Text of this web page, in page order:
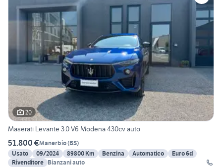
20
Maserati Levante 3.0 V6 Modena 430cv auto
51.800 €Manerbio(BS)
Usato
09/2024 89800 Km Benzina Automatico
Euro 6d
Rivenditore Bianzani auto